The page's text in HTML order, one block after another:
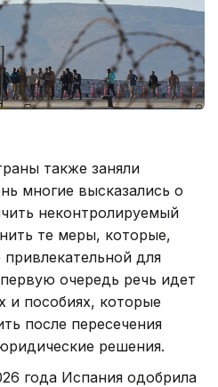
также заняли
многие высказались о
неконтролируемый
те меры, которые,
для
очередь речь идет
и пособиях, которые
после пересечения
решения.
года Испания одобрила